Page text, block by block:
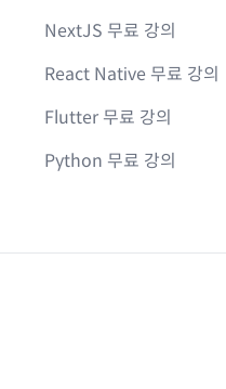
NextJS 무료 강의
React Native 무료 강의
Flutter 무료 강의
Python 무료 강의